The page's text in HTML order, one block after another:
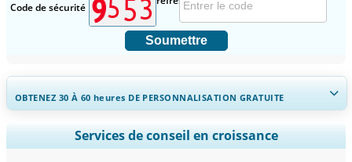
Code de sécurité
Soumettre
OBTENEZ 30 À 60heures DE PERSONNALISATION GRATUITE
Ampliar a cobertura regional e por país, Análise de segmentos,
Perfis de empresas, Benchmarking competitivo, e insights sobre o
Services de conseil en croissance